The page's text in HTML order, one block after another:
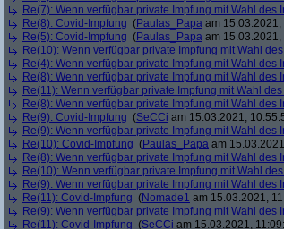
Re(7): Wenn verfügbar private Impfung mit Wahl des
Re(8): Covid-Impfung (Paulas_Papa am 15.03.2021,
Re(5): Covid-Impfung (Paulas_Papa am 15.03.2021,
Re(10): Wenn verfügbar private Impfung mit Wahl
Re(4): Wenn verfügbar private Impfung mit Wahl des
Re(8): Wenn verfügbar private Impfung mit Wahl des
Re(11): Wenn verfügbar private Impfung mit Wahl
Re(8): Wenn verfügbar private Impfung mit Wahl des
Re(9): Covid-Impfung (SeCCi am 15.03.2021,
Re(9): Wenn verfügbar private Impfung mit Wahl des
Re(10): Covid-Impfung (Paulas_Papa am
Re(8): Wenn verfügbar private Impfung mit Wahl des
Re(10): Wenn verfügbar private Impfung mit Wahl
Re(9): Wenn verfügbar private Impfung mit Wahl des
Re(11): Covid-Impfung (Nomade1 am 15.03.2021,
Re(9): Wenn verfügbar private Impfung mit Wahl des
Re(11): Covid-Impfung (SeCCi am 15.03.2021,